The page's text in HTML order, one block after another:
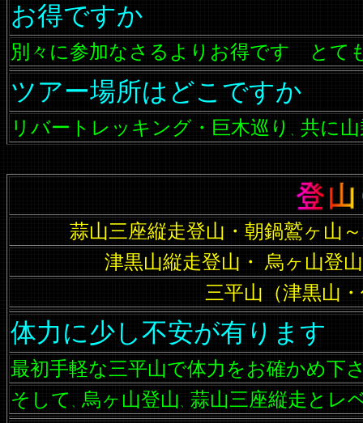
お得ですか
別々に参加なさるよりお得です とて
ツアー場所はどこですか
リバートレッキング・巨木巡り 、 共に
蒜山三座縦走登山・朝鍋鷲ヶ山
津黒山縦走登山・ 烏ヶ山登
三平山（津黒山
体力に少し不安が有ります
最初手軽な三平山で体力をお確かめ
そして 、 烏ヶ山登山 、 蒜山三座縦走とレ